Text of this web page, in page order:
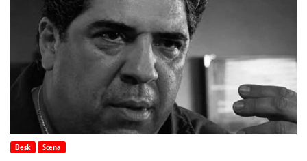
Desk Scena